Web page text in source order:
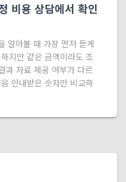
비용 상담에서 확인
알아볼 때 가장 먼저 듣게
지만 같은 금액이라도 조
과 자료 제공 여부가 다르
안내받은 숫자만 비교하